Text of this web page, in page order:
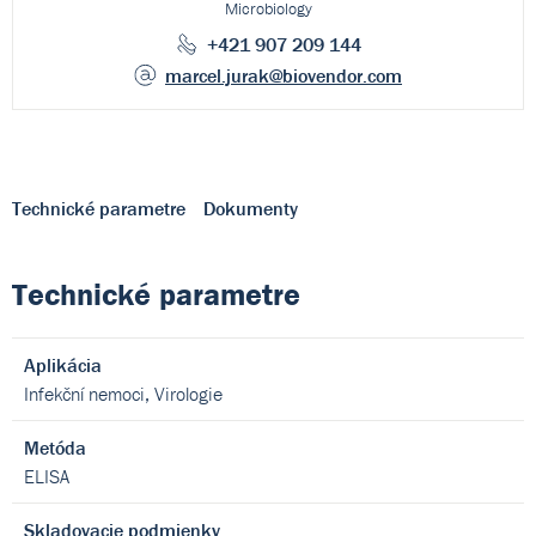
Microbiology
+421 907 209 144
marcel.jurak@biovendor.com
Technické parametre Dokumenty
Technické parametre
Aplikácia
Infekční nemoci, Virologie
Metóda
ELISA
Skladovacie podmienky